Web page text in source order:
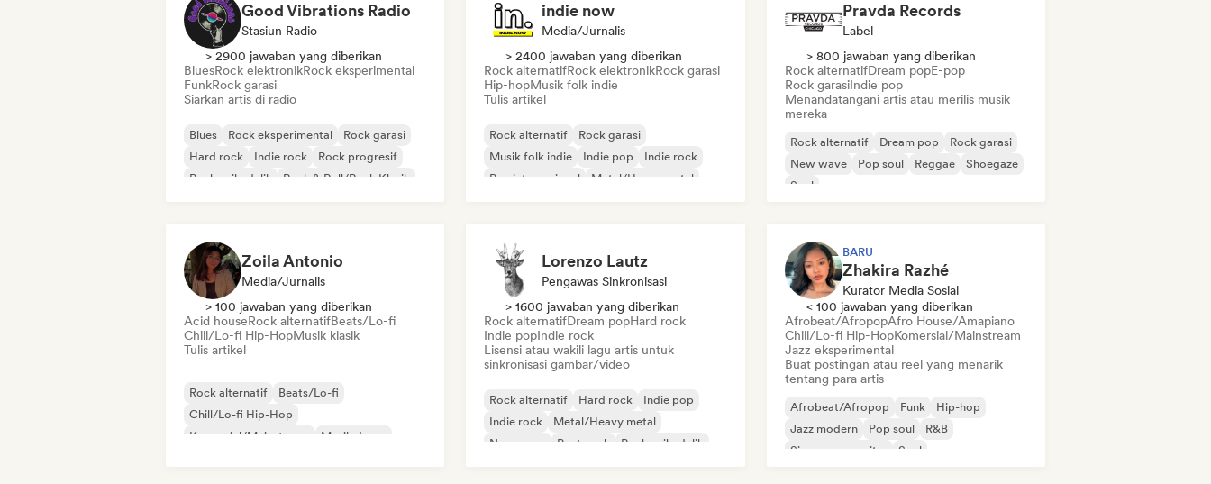
Good Vibrations Radio
Stasiun Radio
> 2900 jawaban yang diberikan
BluesRock elektronikRock eksperimental
FunkRock garasi
Siarkan artis di radio
Blues Rock eksperimental
Rock garasi
Hard rock
Indie rock
Rock progresif
Rock psikedelik
Rock & Roll/Rock Klasik
indie now
Media/Jurnalis
> 2400 jawaban yang diberikan
Rock alternatifRock elektronikRock garasi
Hip-hopMusik folk indie
Tulis artikel
Rock alternatif
Rock garasi
Musik folk indie
Indie pop
Indie rock
Rap internasional
Metal/Heavy metal
Pravda Records
Label
> 800 jawaban yang diberikan
Rock alternatifDream popE-pop
Rock garasiIndie pop
Menandatangani artis atau merilis musik
mereka
Rock alternatif Dream pop
Rock garasi
New wave
Pop soul Reggae
Shoegaze
Soul
Zoila Antonio
Media/Jurnalis
> 100 jawaban yang diberikan
Acid houseRock alternatifBeats/Lo-fi
Chill/Lo-fi Hip-HopMusik klasik
Tulis artikel
Rock alternatif
Beats/Lo-fi
Chill/Lo-fi Hip-Hop
Komersial/Mainstream
Musik dansa
Lorenzo Lautz
Pengawas Sinkronisasi
> 1600 jawaban yang diberikan
Rock alternatifDream popHard rock
Indie popIndie rock
Lisensi atau wakili lagu artis untuk
sinkronisasi gambar/video
Rock alternatif Hard rock
Indie pop
Indie rock
Metal/Heavy metal
New wave
Post-rock Rock psikedelik
BARU
Zhakira Razhé
Kurator Media Sosial
< 100 jawaban yang diberikan
Afrobeat/AfropopAfro House/Amapiano
Chill/Lo-fi Hip-HopKomersial/Mainstream
Jazz eksperimental
Buat postingan atau reel yang menarik
tentang para artis
Afrobeat/Afropop Funk
Hip-hop
Jazz modern
Pop soul
R&B
Singer-songwriter
Soul